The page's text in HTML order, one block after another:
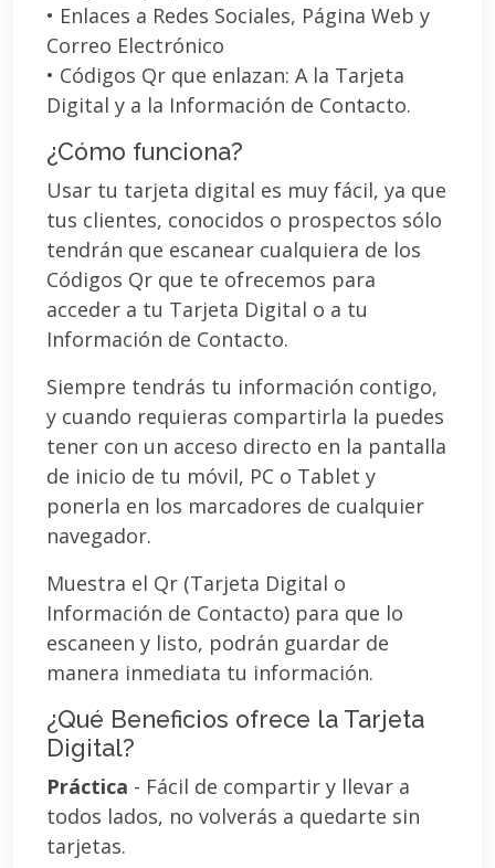
• Enlaces a Redes Sociales, Página Web y
Correo Electrónico
• Códigos Qr que enlazan: A la Tarjeta
Digital y a la Información de Contacto.
¿Cómo funciona?
Usar tu tarjeta digital es muy fácil, ya que
tus clientes, conocidos o prospectos sólo
tendrán que escanear cualquiera de los
Códigos Qr que te ofrecemos para
acceder a tu Tarjeta Digital o a tu
Información de Contacto.
Siempre tendrás tu información contigo,
y cuando requieras compartirla la puedes
tener con un acceso directo en la pantalla
de inicio de tu móvil, PC o Tablet y
ponerla en los marcadores de cualquier
navegador.
Muestra el Qr (Tarjeta Digital o
Información de Contacto) para que lo
escaneen y listo, podrán guardar de
manera inmediata tu información.
¿Qué Beneficios ofrece la Tarjeta
Digital?
Práctica - Fácil de compartir y llevar a
todos lados, no volverás a quedarte sin
tarjetas.